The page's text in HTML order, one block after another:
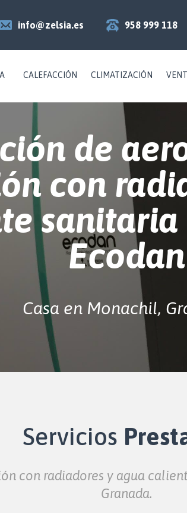
info@zelsia.es 958 999 118
CALEFACCIÓN CLIMATIZACIÓN
de
con
Ecodan
Casa en Monachil,
Servicios
con radiadores y agua
Granada.